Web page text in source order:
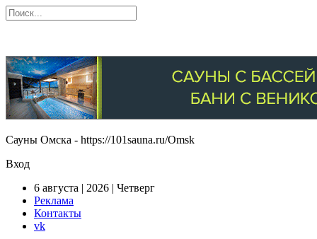
Сауны Омска - https://101sauna.ru/Omsk
Вход
6 августа | 2026 | Четверг
Реклама
Контакты
vk